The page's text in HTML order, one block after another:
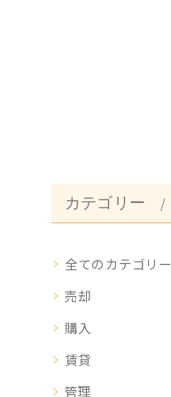
カテゴリー
全てのカテゴリー
売却
購入
賃貸
管理